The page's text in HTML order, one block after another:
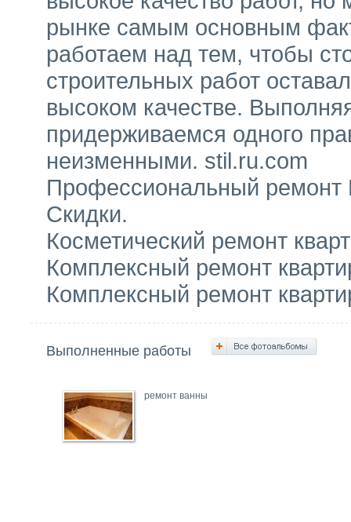
рынке самым основным
работаем над тем, чтобы
строительных работ
высоком качестве.
придерживаемся одного
неизменными. stil.ru.com
Профессиональный ремонт
Скидки.
Косметический ремонт
Комплексный ремонт
Комплексный ремонт
Выполненные работы
ремонт ванны